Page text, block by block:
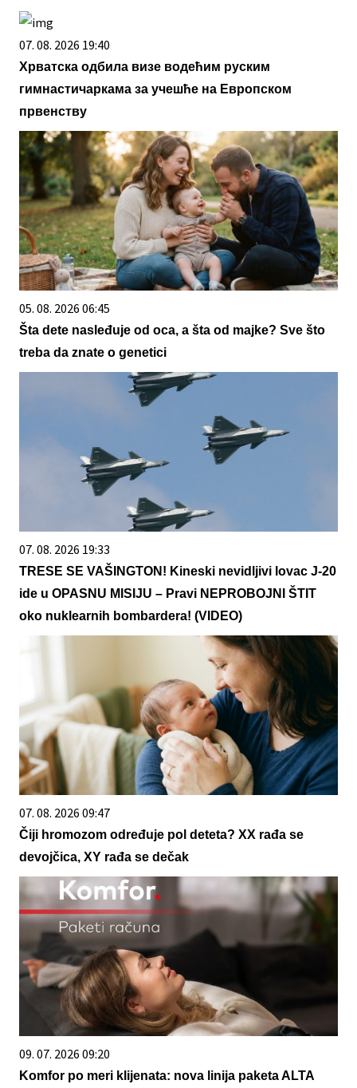
07. 08. 2026 19:40
Хрватска одбила визе водећим руским
гимнастичаркама за учешће на Европском
првенству
05. 08. 2026 06:45
Šta dete nasleđuje od oca, a šta od majke? Sve što
treba da znate o genetici
07. 08. 2026 19:33
TRESE SE VAŠINGTON! Kineski nevidljivi lovac J-20
ide u OPASNU MISIJU – Pravi NEPROBOJNI ŠTIT
oko nuklearnih bombardera! (VIDEO)
07. 08. 2026 09:47
Čiji hromozom određuje pol deteta? XX rađa se
devojčica, XY rađa se dečak
09. 07. 2026 09:20
Komfor po meri klijenata: nova linija paketa ALTA